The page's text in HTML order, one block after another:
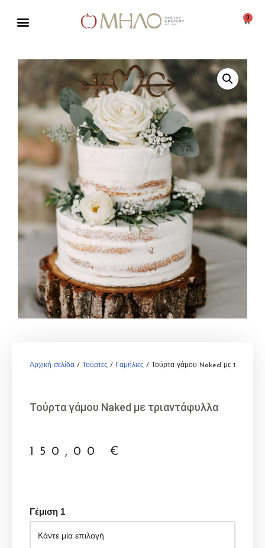
περιεχόμενο
0
Αρχική σελίδα / Τούρτες / Γαμήλιες / Τούρτα γάμου Naked με
Τούρτα γάμου Naked με τριαντάφυλλα
150,00 €
Γέμιση 1